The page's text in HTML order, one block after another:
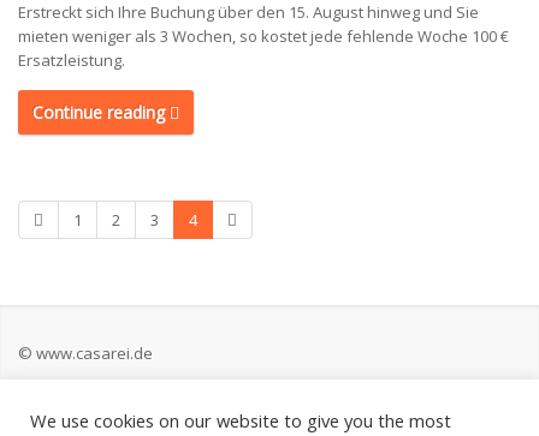
Erstreckt sich Ihre Buchung über den 15. August hinweg und Sie
mieten weniger als 3 Wochen, so kostet jede fehlende Woche 100 €
Ersatzleistung.
Continue reading
1 2 3 4
© www.casarei.de
Kontakt
We use cookies on our website to give you the most